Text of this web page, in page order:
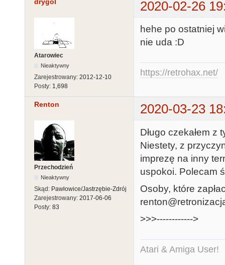
2020-02-26
Atarowiec
Nieaktywny
Zarejestrowany: 2012-12-10
Posty: 1,698
hehe po ostatniej
nie uda :D
https://retrohax.net/
Renton 2020-03-23
Przechodzień
Nieaktywny
Skąd: Pawłowice/Jastrzębie-Zdrój
Zarejestrowany: 2017-06-06
Posty: 83
Długo czekałem z
Niestety, z
imprezę na inny
uspokoi. Polecam
Osoby, które
>>>------------>
Atari & Amiga User!